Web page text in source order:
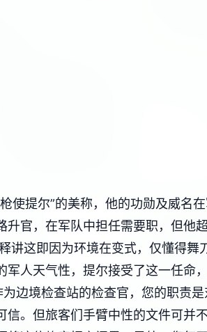
使提尔”的美称，他的功勋及威名
官，在军队中担任需要职，但他
讲这即因为环境在变式，仅懂得舞
人天气性，提尔接受了这一任命
边境检查站的检查官，您的职责
。但旅客们手臂中性的文件可并